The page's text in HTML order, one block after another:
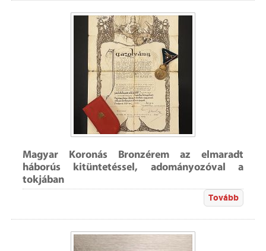
Magyar Koronás Bronzérem az elmaradt
háborús kitüntetéssel, adományozóval a
tokjában
Tovább